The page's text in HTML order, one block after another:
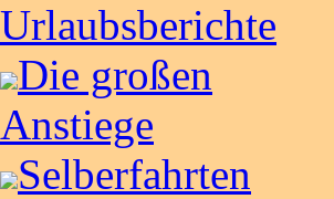
Urlaubsberichte
Die großen
Anstiege
Selberfahrten